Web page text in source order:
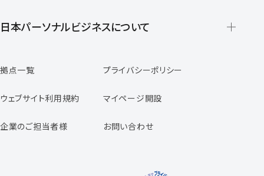
登録から就業開始までの流れ
日本パーソナルビジネスについて
スタッフの声
専任コンサルタントの声
福利厚生のご案内
拠点一覧 プライバシーポリシー
ウェブサイト利用規約 マイページ開設
企業のご担当者様 お問い合わせ